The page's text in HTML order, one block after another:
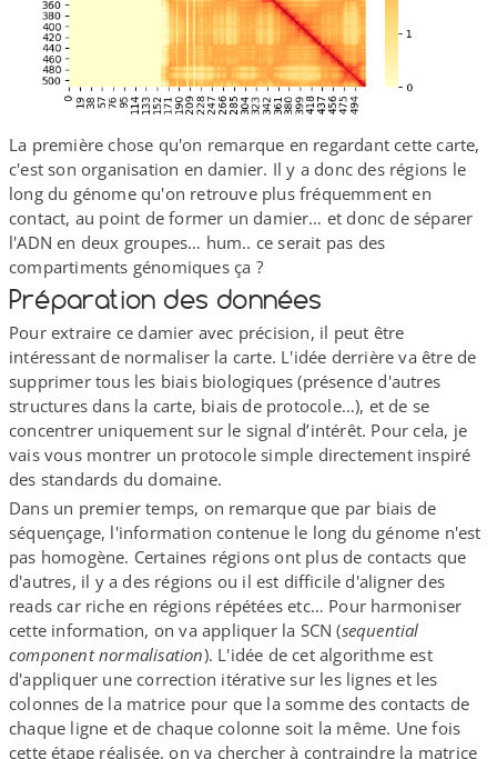
La première chose qu'on remarque en regardant cette carte,
c'est son organisation en damier. Il y a donc des régions le
long du génome qu'on retrouve plus fréquemment en
contact, au point de former un damier… et donc de séparer
l'ADN en deux groupes… hum.. ce serait pas des
compartiments génomiques ça ?
Préparation des données
Pour extraire ce damier avec précision, il peut être
intéressant de normaliser la carte. L'idée derrière va être de
supprimer tous les biais biologiques (présence d'autres
structures dans la carte, biais de protocole…), et de se
concentrer uniquement sur le signal d’intérêt. Pour cela, je
vais vous montrer un protocole simple directement inspiré
des standards du domaine.
Dans un premier temps, on remarque que par biais de
séquençage, l'information contenue le long du génome n'est
pas homogène. Certaines régions ont plus de contacts que
d'autres, il y a des régions ou il est difficile d'aligner des
reads car riche en régions répétées etc… Pour harmoniser
cette information, on va appliquer la SCN (sequential
component normalisation). L'idée de cet algorithme est
d'appliquer une correction itérative sur les lignes et les
colonnes de la matrice pour que la somme des contacts de
chaque ligne et de chaque colonne soit la même. Une fois
cette étape réalisée, on va chercher à contraindre la matrice